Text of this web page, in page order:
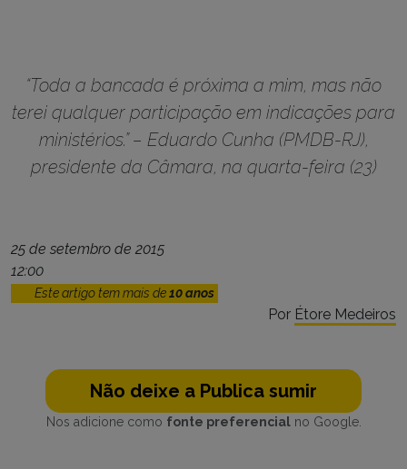
“Toda a bancada é próxima a mim, mas não
terei qualquer participação em indicações para
ministérios.” – Eduardo Cunha (PMDB-RJ),
presidente da Câmara, na quarta-feira (23)
25 de setembro de 2015
12:00
Este artigo tem mais de10 anos
Por Étore Medeiros
Não deixe a Publica sumir
Nos adicione como fonte preferencialno Google.